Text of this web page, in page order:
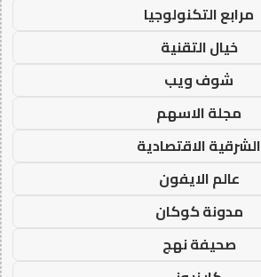
مرابع التكنولوجيا
خيال التقنية
شوف ويب
مجلة الاسهم
الشرقية الاقتصادية
عالم الايفون
مدونة كوكان
صحيفة نهج